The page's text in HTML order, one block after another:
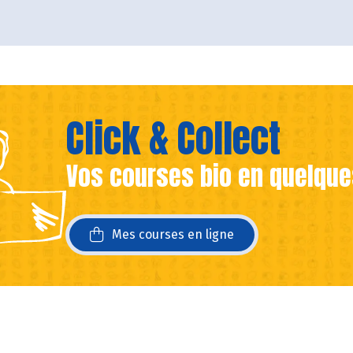
Click & Collect
Vos courses bio en
Mes courses en ligne
une nouvelle fenêtre)
une nouvelle fenêtre)